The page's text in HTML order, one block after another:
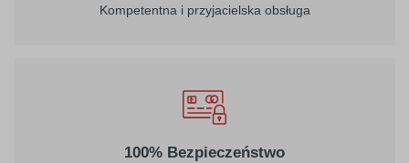
Kompetentna i przyjacielska obsługa
100% Bezpieczeństwo